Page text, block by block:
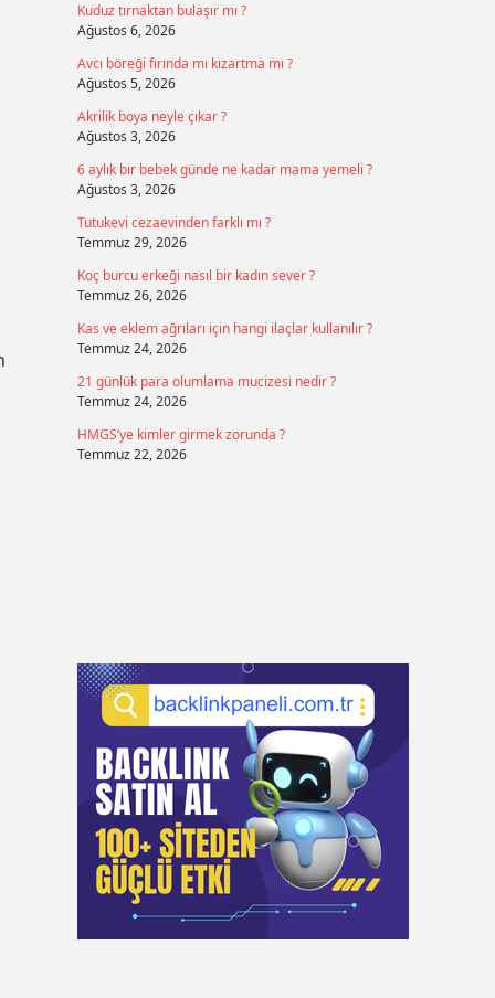
Kuduz tırnaktan bulaşır mı ?
Ağustos 6, 2026
Avcı böreği fırında mı kızartma mı ?
Ağustos 5, 2026
Akrilik boya neyle çıkar ?
Ağustos 3, 2026
6 aylık bir bebek günde ne kadar mama yemeli ?
Ağustos 3, 2026
Tutukevi cezaevinden farklı mı ?
Temmuz 29, 2026
Koç burcu erkeği nasıl bir kadın sever ?
Temmuz 26, 2026
Kas ve eklem ağrıları için hangi ilaçlar kullanılır ?
Temmuz 24, 2026
21 günlük para olumlama mucizesi nedir ?
Temmuz 24, 2026
HMGS’ye kimler girmek zorunda ?
Temmuz 22, 2026